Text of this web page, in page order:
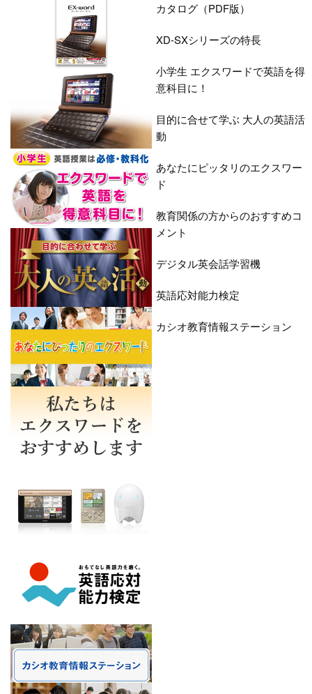
カタログ（PDF版）
XD-SXシリーズの特長
小学生 エクスワードで英語を得
意科目に！
目的に合せて学ぶ 大人の英語活
動
あなたにピッタリのエクスワー
ド
教育関係の方からのおすすめコ
メント
デジタル英会話学習機
英語応対能力検定
カシオ教育情報ステーション